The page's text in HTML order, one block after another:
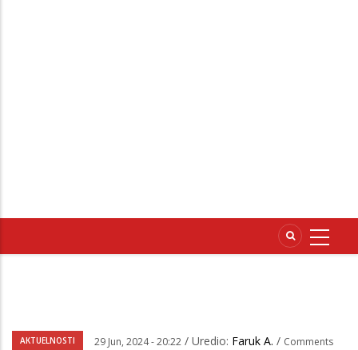
AKTUELNOSTI 29 Jun, 2024 - 20:22 / Uredio: Faruk A. / Comments